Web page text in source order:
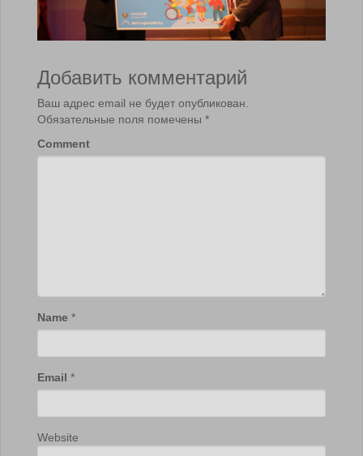
Добавить комментарий
Ваш адрес email не будет опубликован.
Обязательные поля помечены *
Comment
Name *
Email *
Website